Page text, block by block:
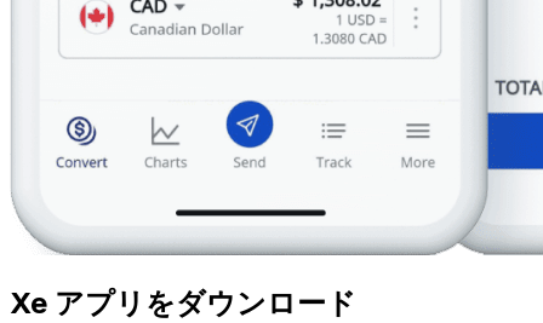
Xe アプリをダウンロード